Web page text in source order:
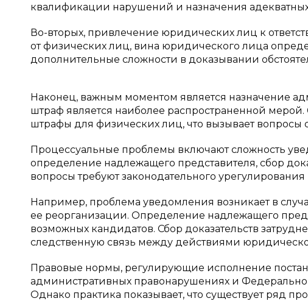
квалификации нарушений и назначения
Во-вторых, привлечение юридических лиц к
от физических лиц, вина юридического лица
дополнительные сложности в доказывании
Наконец, важным моментом является назначение
штраф является наиболее распространенной
штрафы для физических лиц, что вызывает вопросы
Процессуальные проблемы включают сложность
определение надлежащего представителя, сбор
вопросы требуют законодательного
Например, проблема уведомления возникает в
ее реорганизации. Определение надлежащего
возможных кандидатов. Сбор доказательств
следственную связь между действиями
Правовые нормы, регулирующие исполнение
административных правонарушениях и
Однако практика показывает, что существует ряд